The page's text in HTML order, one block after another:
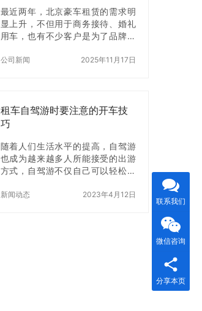
最近两年，北京豪车租赁的需求明
显上升，不但用于商务接待、婚礼
用车，也有不少客户是为了品牌活
合作伙伴留下好印象。虽然网上都
年北京豪车租赁的真实价格、车型
选择要点、注意事项等内容整理成
时候不踩坑，也不花冤枉钱。 作为
长期深耕行业的北京汽车租赁公
司，我们会根据真实的客户反馈与
迎、什么价格区间比较合理、哪些
公司新闻 2025年11月17日
租车自驾游时要注意的开车技
巧
随着人们生活水平的提高，自驾游
也成为越来越多人所能接受的出游
方式，自驾游不仅自己可以轻松的
车的便捷，不用担心停车难开车距
新闻动态 2023年4月12日
联系我们
微信咨询
分享本页